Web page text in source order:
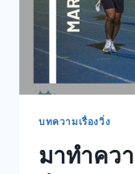
บทความเรื่องวิ่ง
มาทำคว